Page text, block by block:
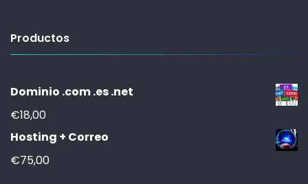
Productos
Dominio .com .es .net
€18,00
Hosting + Correo
€75,00